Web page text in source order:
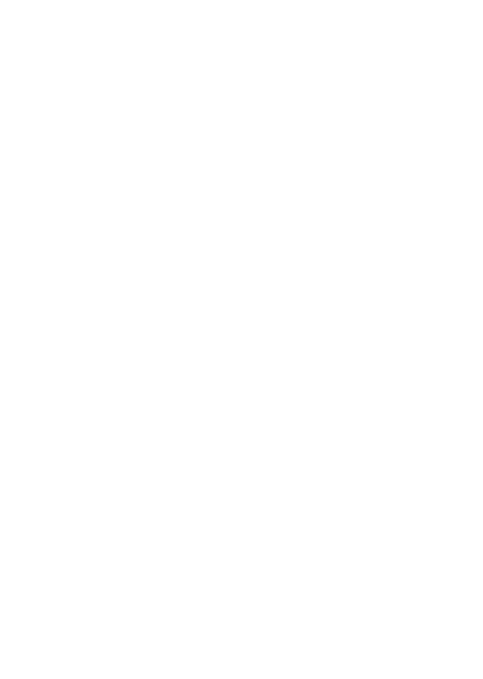
nicht alleine traut, kann erstmal mit ein wenig
zählen es trotzdem zu unseren Favoriten dazu!
und wer es nicht kennt, der kann die einfachen
leicht in jede Tasche passt und sich ideal und ohne
Freunden in der Nähe eines Sees oder am Pool
also
bei verschiedensten Uno-Variationen mit
im Garten
Wer draußen feiert braucht Outdoor Spiele,
Spiel
draußen versteckt. In Teams aufgeteilt müssen die
Frist finden. Je nach Schwierigkeitsgrad